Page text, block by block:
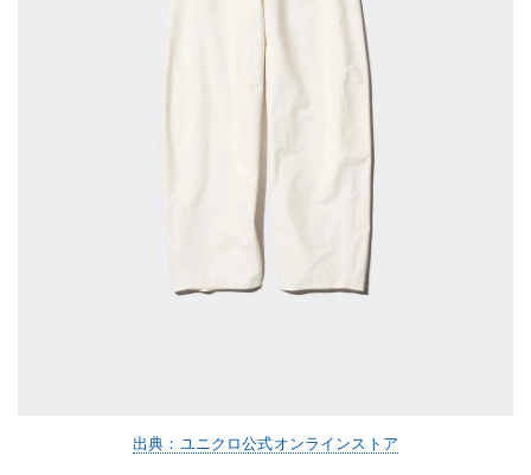
出典：ユニクロ公式オンラインストア